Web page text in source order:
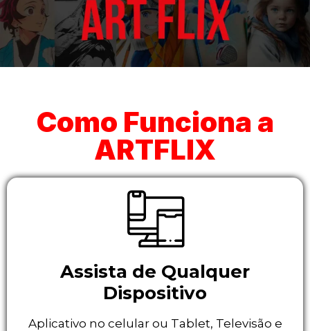
Como Funciona a
ARTFLIX
Assista de Qualquer
Dispositivo
Aplicativo no celular ou Tablet, Televisão e